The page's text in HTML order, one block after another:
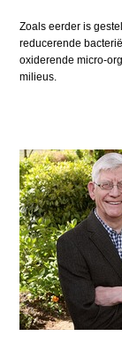
Zoals eerder is
reducerende
oxiderende micro-
milieus.